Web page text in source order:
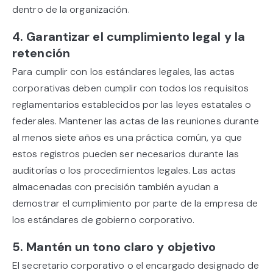
dentro de la organización.
4. Garantizar el cumplimiento legal y la
retención
Para cumplir con los estándares legales, las actas
corporativas deben cumplir con todos los requisitos
reglamentarios establecidos por las leyes estatales o
federales. Mantener las actas de las reuniones durante
al menos siete años es una práctica común, ya que
estos registros pueden ser necesarios durante las
auditorías o los procedimientos legales. Las actas
almacenadas con precisión también ayudan a
demostrar el cumplimiento por parte de la empresa de
los estándares de gobierno corporativo.
5. Mantén un tono claro y objetivo
El secretario corporativo o el encargado designado de